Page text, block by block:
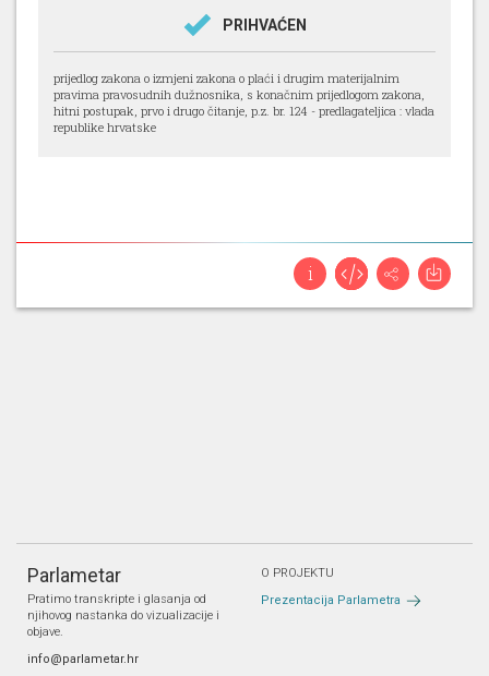
PRIHVAĆEN
prijedlog zakona o izmjeni zakona o plaći i drugim materijalnim
pravima pravosudnih dužnosnika, s konačnim prijedlogom zakona,
hitni postupak, prvo i drugo čitanje, p.z. br. 124 - predlagateljica : vlada
republike hrvatske
Parlametar
Pratimo transkripte i glasanja od
njihovog nastanka do vizualizacije i
objave.
info@parlametar.hr
O PROJEKTU
Prezentacija Parlametra